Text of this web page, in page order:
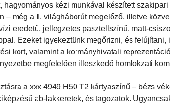
hagyományos kézi munkával készített
– még a II. világháborút megelőző, illetve
eredetű, jellegzetes pasztellszínű, matt-
Ezeket igyekeztünk megőrizni, és
kort, valamint a kormányhivatali
megfelelően illeszkedő homlokzati
a xxx 4949 H50 T2 kártyaszínű – bézs
ab-lakkeretek, és tagozatok.